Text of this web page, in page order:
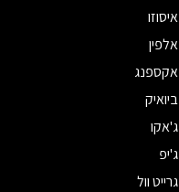
איסוזו
אלפין
אקספנג
ביואיק
ג'אקו
ג'יפ
גרייט וול